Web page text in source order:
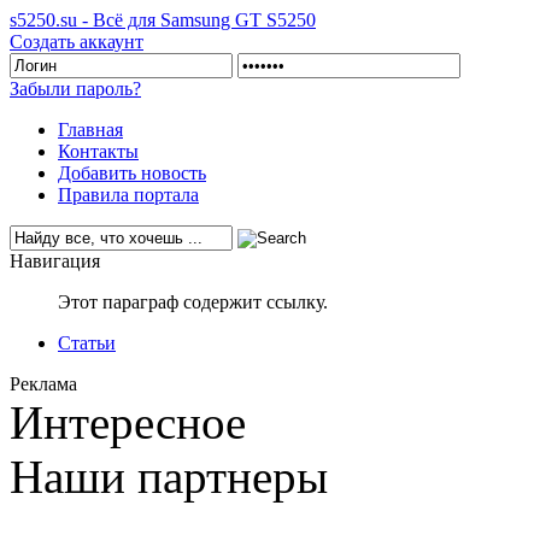
s5250.su - Всё для Samsung GT S5250
Создать аккаунт
Забыли пароль?
Главная
Контакты
Добавить новость
Правила портала
Навигация
Этот параграф содержит ссылку.
Статьи
Реклама
Интересное
Наши партнеры